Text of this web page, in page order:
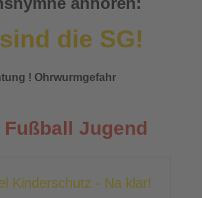
die SG!
! Ohrwurmgefahr
Fußball Jugend
Kinderschutz - Na klar!